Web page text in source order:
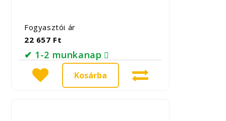
Fogyasztói ár
22 657 Ft
✔ 1-2 munkanap
Kosárba